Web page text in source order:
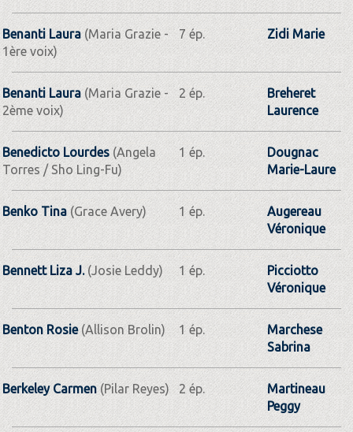
Benanti Laura(Maria Grazie -
1ère voix)
7 ép. Zidi Marie
Benanti Laura(Maria Grazie -
2ème voix)
2 ép.
Breheret
Laurence
Benedicto Lourdes(Angela
Torres / Sho Ling-Fu)
1 ép.
Dougnac
Marie-Laure
Benko Tina (Grace Avery) 1 ép.
Augereau
Véronique
Bennett Liza J.(Josie Leddy) 1 ép.
Picciotto
Véronique
Benton Rosie(Allison Brolin) 1 ép.
Marchese
Sabrina
Berkeley Carmen(Pilar Reyes) 2 ép.
Martineau
Peggy